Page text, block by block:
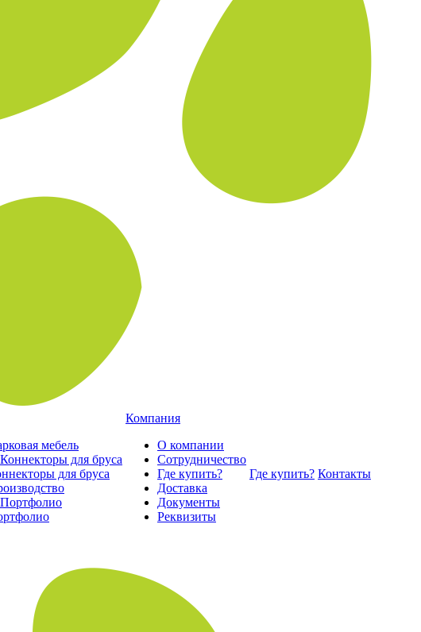
мебель
для бруса
Компания
О компании
Сотрудничество
Где купить?
Доставка
Документы
Реквизиты
Где купить? Контакты